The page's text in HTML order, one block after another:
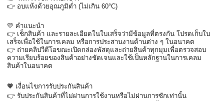
👉 อบแห้งด้วยอุณภูมิต่ำ (ไม่เกิน 60°C)
💛 คำแนะนำ
👉 เช็กสินค้า และรายละเอียดในใบเสร็จว่ามีข้อมูลที่ตรงกัน โปรดเก็บใบ
เสร็จเพื่อใช้ในการเคลม หรือการประสานงานด้านต่าง ๆ ในอนาคต
👉 ถ่ายคลิปวีดีโอขณะเปิดกล่องพัสดุและถ่ายสินค้าทุกมุมเพื่อตรวจสอบ
ความเรียบร้อยของสินค้าอย่างชัดเจนและใช้เป็นหลักฐานในการเคลม
สินค้าในอนาคต
🧡 เงื่อนไขการรับประกันสินค้า
👉 รับประกันสินค้าที่ไม่ผ่านการใช้งานหรือไม่ผ่านการซักเท่านั้น